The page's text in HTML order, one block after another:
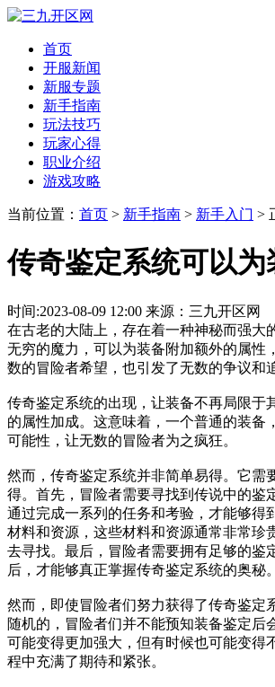
首页
开服新闻
新服专题
新手指南
玩法技巧
玩家心得
职业介绍
游戏攻略
当前位置： 首页 > 新手指南 > 新手入门 >
传奇鉴定系统可以
时间:2023-08-09 12:00 来源：三九开区网
在古老的大陆上，存在着一种神秘而强大
无穷的魔力，可以为装备附加额外的属性
数的冒险者希望，也引发了无数的争议和
传奇鉴定系统的出现，让装备不再局限于
的属性加成。这意味着，一个普通的装备
可能性，让无数的冒险者为之疯狂。
然而，传奇鉴定系统并非简单易得。它需
得。首先，冒险者需要寻找到传说中的鉴
通过完成一系列的任务和考验，才能够得
材料和资源，这些材料和资源通常非常珍
去寻找。最后，冒险者需要拥有足够的鉴
后，才能够真正掌握传奇鉴定系统的奥秘。
然而，即使冒险者们努力获得了传奇鉴定
随机的，冒险者们并不能预知装备鉴定
可能变得更加强大，但有时候也可能变得
程中充满了期待和紧张。